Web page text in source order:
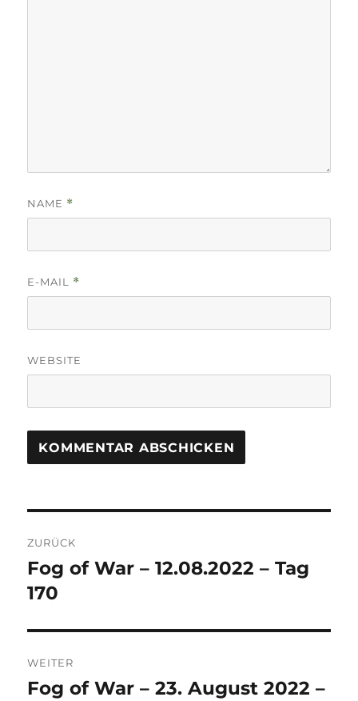
NAME *
E-MAIL *
WEBSITE
Navigation
ZURÜCK
Vorheriger
Beitrag:
Fog of War – 12.08.2022 – Tag
170
WEITER
Nächster
Fog of War – 23. August 2022 –